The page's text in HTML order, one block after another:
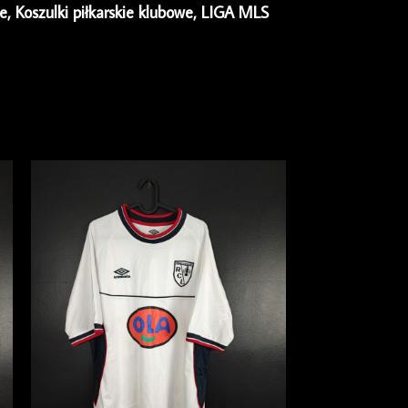
, Koszulki piłkarskie klubowe, LIGA MLS